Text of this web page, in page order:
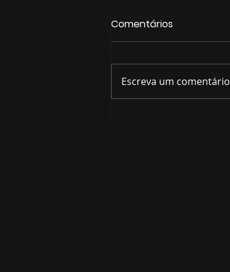
Comentários
Escreva um comentário